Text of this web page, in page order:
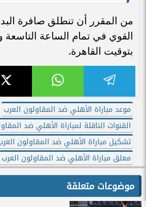
من المقرر أن تنطلق صافرة
القوي في تمام الساعة
بتوقيت القاهرة.
موعد مباراة الأهلي ضد المقاولون العرب
القنوات الناقلة لمباراة الأهلي ضد
تشكيل مباراة الأهلي ضد المقاولون
معلق مباراة الأهلي ضد المقاولون العرب
موضوعات متعلقة